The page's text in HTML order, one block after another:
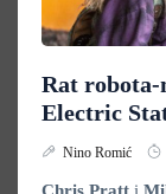
Rat
Electric
Nino Romić